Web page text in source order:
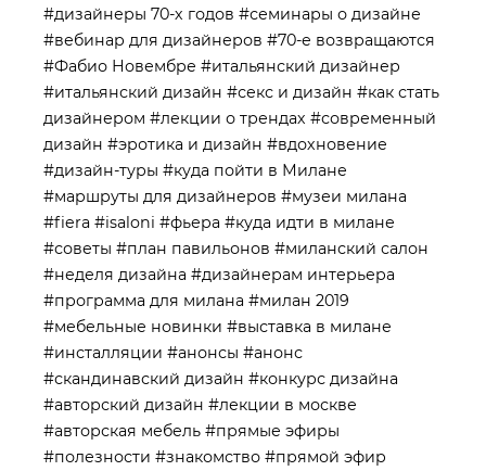
#дизайнеры 70-х годов #семинары о дизайне
#вебинар для дизайнеров #70-е возвращаются
#Фабио Новембре #итальянский дизайнер
#итальянский дизайн #секс и дизайн #как стать
дизайнером #лекции о трендах #современный
дизайн #эротика и дизайн #вдохновение
#дизайн-туры #куда пойти в Милане
#маршруты для дизайнеров #музеи милана
#fiera #isaloni #фьера #куда идти в милане
#советы #план павильонов #миланский салон
#неделя дизайна #дизайнерам интерьера
#программа для милана #милан 2019
#мебельные новинки #выставка в милане
#инсталляции #анонсы #анонс
#скандинавский дизайн #конкурс дизайна
#авторский дизайн #лекции в москве
#авторская мебель #прямые эфиры
#полезности #знакомство #прямой эфир